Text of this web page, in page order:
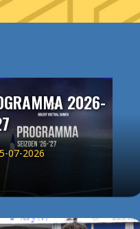
2026-
07-2026